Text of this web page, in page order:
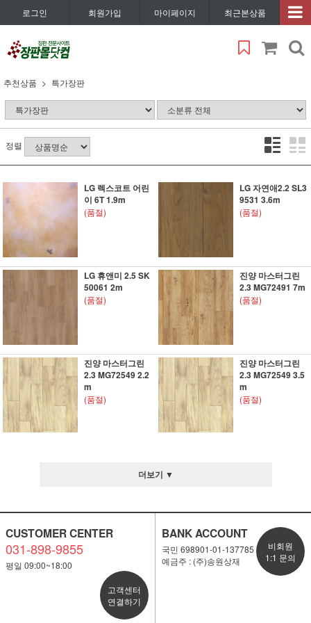
로그인 회원가입 마이페이지 최근본상품
추천상품 특가장판
정렬
LG 렉스코트 어린
이 6T 1.9m
(품절)
LG 자연애2.2 SL3
9531 3.6m
(품절)
LG 휴앤미 2.5 SK
50061 2m
(품절)
진양 마스터그린
2.3 MG72491 7m
(품절)
진양 마스터그린
2.3 MG72549 2.2
m
(품절)
진양 마스터그린
2.3 MG72549 3.5
m
(품절)
더보기 ▼
CUSTOMER CENTER
031-898-9855
평일 09:00~18:00
고객센터
연결하기
BANK ACCOUNT
국민 698901-01-137785
예금주 : (주)송원상재
비회원
1:1 문의